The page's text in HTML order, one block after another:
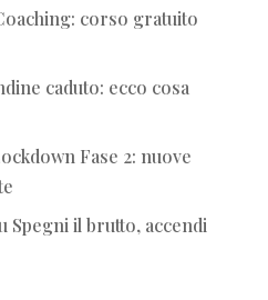
corso gratuito
caduto: ecco cosa
Fase 2: nuove
Spegni il brutto, accendi